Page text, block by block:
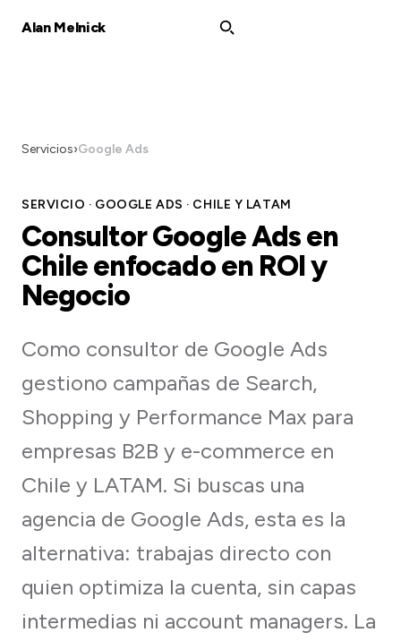
Alan Melnick
Servicios›Google Ads
SERVICIO · GOOGLE ADS · CHILE Y LATAM
Consultor Google Ads en
Chile enfocado en ROI y
Negocio
Como consultor de Google Ads
gestiono campañas de Search,
Shopping y Performance Max para
empresas B2B y e-commerce en
Chile y LATAM. Si buscas una
agencia de Google Ads, esta es la
alternativa: trabajas directo con
quien optimiza la cuenta, sin capas
intermedias ni account managers. La